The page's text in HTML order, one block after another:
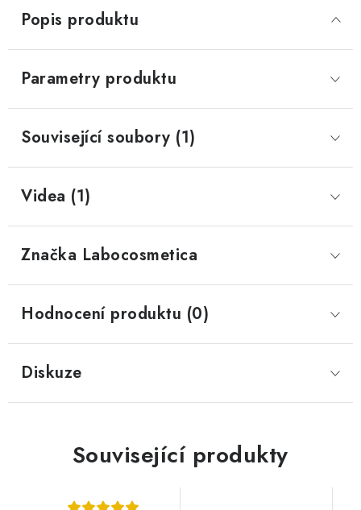
Popis produktu
Parametry produktu
Související soubory (1)
Videa (1)
Značka Labocosmetica
Hodnocení produktu (0)
Diskuze
Související produkty